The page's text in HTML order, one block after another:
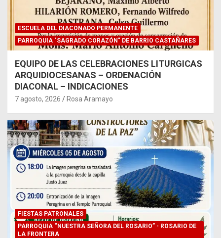
ESCUELA DEL DIACONADO PERMANENTE
PARROQUIA "SAGRADO CORAZÓN" DE BARRIO CASTAÑARES
EQUIPO DE LAS CELEBRACIONES LITURGICAS
ARQUIDIOCESANAS – ORDENACIÓN
DIACONAL – INDICACIONES
7 agosto, 2026 Rosa Aramayo
FIESTAS PATRONALES
PARROQUIA “NUESTRA SEÑORA DEL ROSARIO” - ROSARIO DE
LA FRONTERA